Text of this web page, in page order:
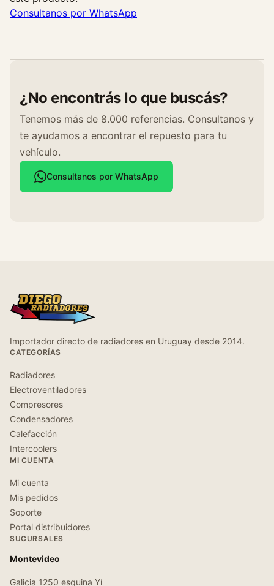
Consultanos por WhatsApp
¿No encontrás lo que buscás?
Tenemos más de 8.000 referencias. Consultanos y
te ayudamos a encontrar el repuesto para tu
vehículo.
Consultanos por WhatsApp
Importador directo de radiadores en Uruguay desde 2014.
CATEGORÍAS
Radiadores
Electroventiladores
Compresores
Condensadores
Calefacción
Intercoolers
MI CUENTA
Mi cuenta
Mis pedidos
Soporte
Portal distribuidores
SUCURSALES
Montevideo
Galicia 1250 esquina Yí